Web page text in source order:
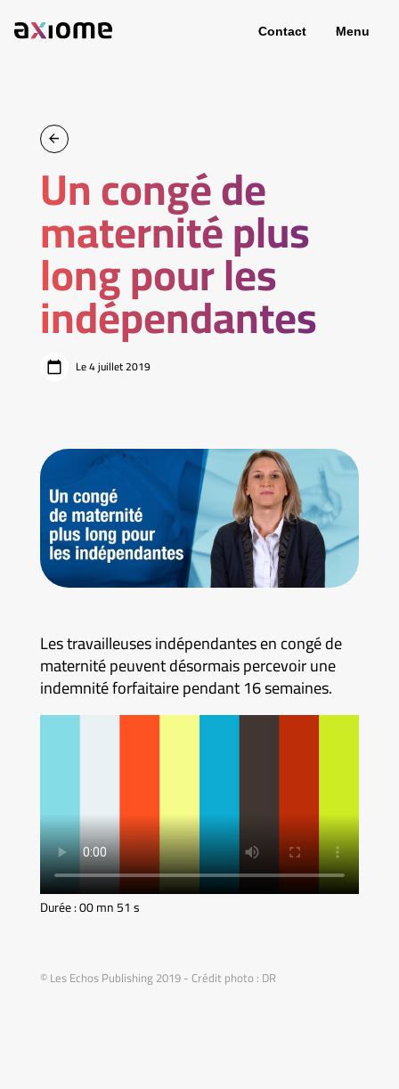
Contact Menu
Un congé de
maternité plus
long pour les
indépendantes
Le 4 juillet 2019
Les travailleuses indépendantes en congé de
maternité peuvent désormais percevoir une
indemnité forfaitaire pendant 16 semaines.
Durée : 00 mn 51 s
© Les Echos Publishing 2019 - Crédit photo : DR